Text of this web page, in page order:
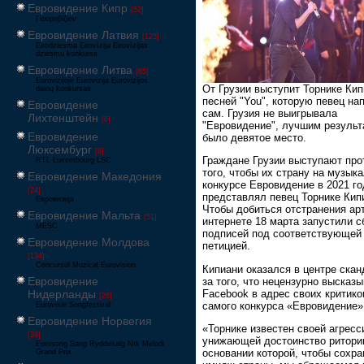
Евровидение Кипр [52]
Γιουροβίζιον
Евровидение Латвия [125]
Eirodziesma Eirovīzija Eirovīzijas
dziesmu konkurss
Евровидение Литва [65]
Eurovizijoje Eurovizija Eurovizijos
dainų konkursas
Евровидение
Лихтенштейн [6]
Евровидение
Люксембург [6]
RTL Luxembourg LSC
Евровидение Македония
[24]
Евровизија
Евровидение Мальта [51]
MESC
Евровидение Молдова
[134]
Concursul Muzical Eurovision
Евровидение
Нидерланды [26]
Eurovisie Songfestival
Евровидение Норвегия
[39]
Eurosong Sang Ryddesalg Nrk Melodi
Grand Prix
От Грузии выступит Торнике
песней "You", которую певец
сам. Грузия не выигрывала
"Евровидение", лучшим
было девятое место.
Граждане Грузии выступают
того, чтобы их страну на
конкурсе Евровидение в 2021
представлял певец Торнике
Чтобы добиться отстранения
интернете 18 марта запустили
подписей под соответствующей
петицией.
Кипиани оказался в центре
за того, что нецензурно
Facebook в адрес своих
самого конкурса
«Торнике известен своей
унижающей достоинство
основании которой, чтобы